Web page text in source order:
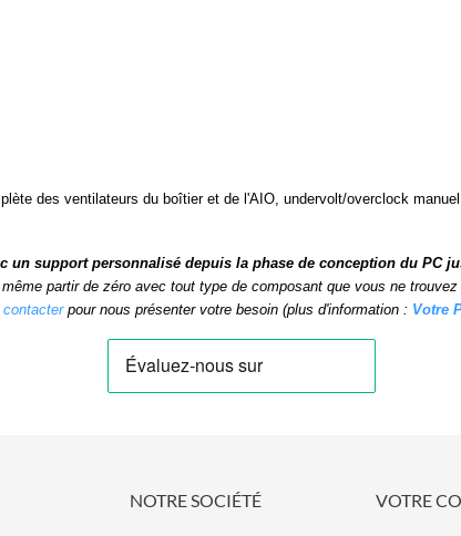
des ventilateurs du boîtier et de l'AIO, undervolt/overclock
un support personnalisé depuis la phase de conception du PC
partir de zéro avec tout type de composant que vous ne
contacterpour nous présenter votre besoin (plus d'information : Votre
NOTRE SOCIÉTÉ VOTRE